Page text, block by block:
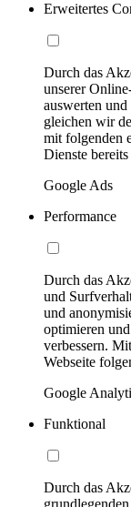
Erweitertes
Durch das
unserer
auswerten
gleichen wir
mit folgenden
Dienste
Google Ads
Performance
Durch das
und
und
optimieren
verbessern.
Webseite
Google
Funktional
Durch das